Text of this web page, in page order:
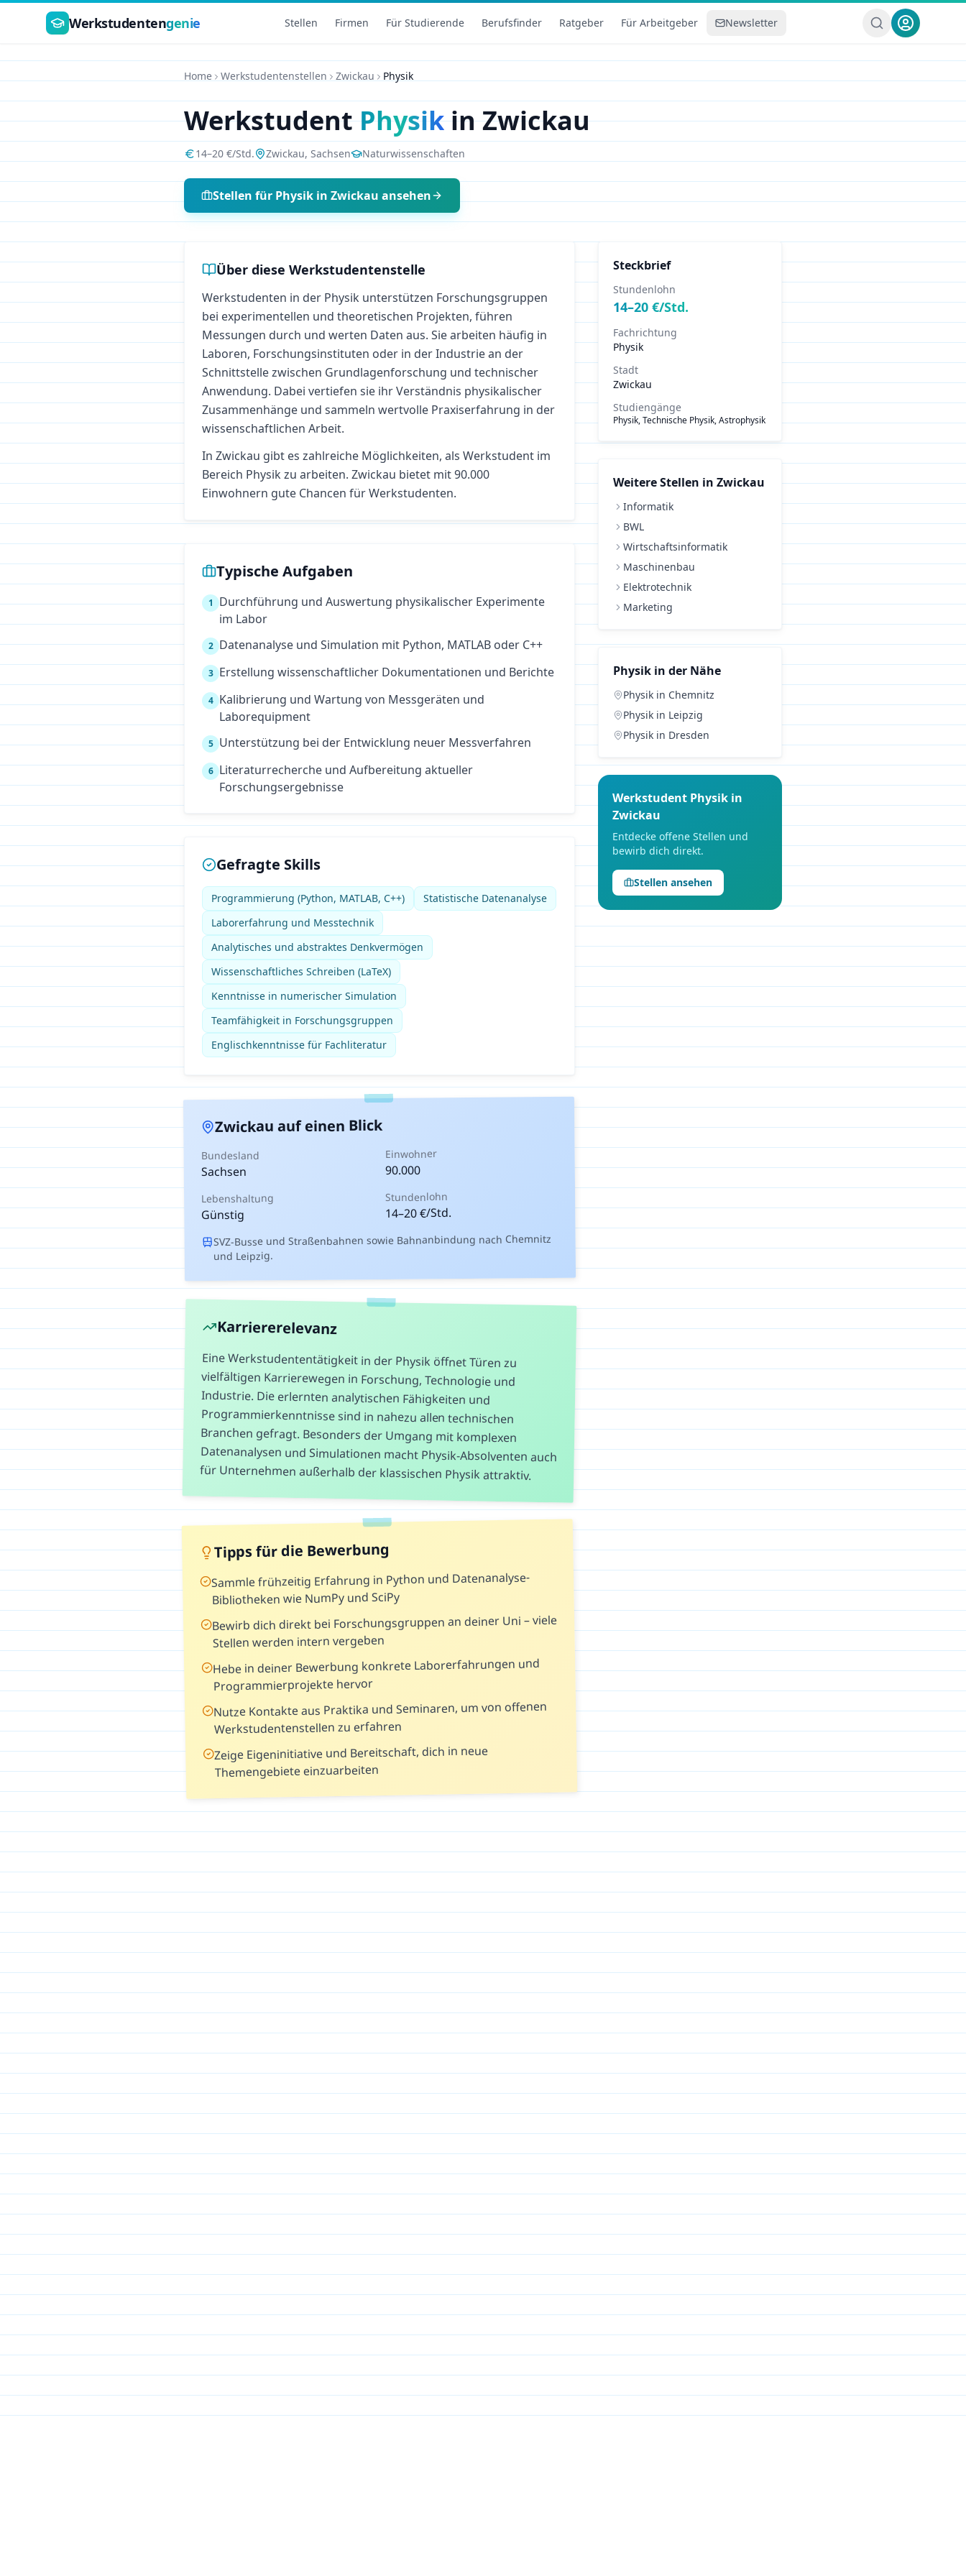
Zum Hauptinhalt springen
Werkstudentengenie Stellen Firmen Für Studierende Berufsfinder Ratgeber Für Arbeitgeber Newsletter
Home Werkstudentenstellen Zwickau Physik
WerkstudentPhysikinZwickau
14–20 €/Std. Zwickau, Sachsen Naturwissenschaften
Stellen für Physik in Zwickau ansehen
Über diese Werkstudentenstelle
Werkstudenten in der Physik unterstützen Forschungsgruppen
bei experimentellen und theoretischen Projekten, führen
Messungen durch und werten Daten aus. Sie arbeiten häufig in
Laboren, Forschungsinstituten oder in der Industrie an der
Schnittstelle zwischen Grundlagenforschung und technischer
Anwendung. Dabei vertiefen sie ihr Verständnis physikalischer
Zusammenhänge und sammeln wertvolle Praxiserfahrung in der
wissenschaftlichen Arbeit.
In Zwickau gibt es zahlreiche Möglichkeiten, als Werkstudent im
Bereich Physik zu arbeiten. Zwickau bietet mit 90.000
Einwohnern gute Chancen für Werkstudenten.
Typische Aufgaben
1
Durchführung und Auswertung physikalischer Experimente
im Labor
2 Datenanalyse und Simulation mit Python, MATLAB oder C++
3 Erstellung wissenschaftlicher Dokumentationen und Berichte
4 Kalibrierung und Wartung von Messgeräten und
Laborequipment
5 Unterstützung bei der Entwicklung neuer Messverfahren
6 Literaturrecherche und Aufbereitung aktueller
Forschungsergebnisse
Gefragte Skills
Programmierung (Python, MATLAB, C++)
Statistische Datenanalyse
Laborerfahrung und Messtechnik
Analytisches und abstraktes Denkvermögen
Wissenschaftliches Schreiben (LaTeX)
Kenntnisse in numerischer Simulation
Teamfähigkeit in Forschungsgruppen
Englischkenntnisse für Fachliteratur
Zwickau auf einen Blick
Bundesland
Sachsen
Einwohner
90.000
Lebenshaltung
Günstig
Stundenlohn
14–20€/Std.
SVZ-Busse und Straßenbahnen sowie Bahnanbindung nach Chemnitz
und Leipzig.
Karriererelevanz
Eine Werkstudententätigkeit in der Physik öffnet Türen zu
vielfältigen Karrierewegen in Forschung, Technologie und
Industrie. Die erlernten analytischen Fähigkeiten und
Programmierkenntnisse sind in nahezu allen technischen
Branchen gefragt. Besonders der Umgang mit komplexen
Datenanalysen und Simulationen macht Physik-Absolventen auch
für Unternehmen außerhalb der klassischen Physik attraktiv.
Tipps für die Bewerbung
Sammle frühzeitig Erfahrung in Python und Datenanalyse-
Bibliotheken wie NumPy und SciPy
Bewirb dich direkt bei Forschungsgruppen an deiner Uni – viele
Stellen werden intern vergeben
Hebe in deiner Bewerbung konkrete Laborerfahrungen und
Programmierprojekte hervor
Nutze Kontakte aus Praktika und Seminaren, um von offenen
Werkstudentenstellen zu erfahren
Zeige Eigeninitiative und Bereitschaft, dich in neue
Themengebiete einzuarbeiten
Steckbrief
Stundenlohn
14–20 €/Std.
Fachrichtung
Physik
Stadt
Zwickau
Studiengänge
Physik, Technische Physik, Astrophysik
Weitere Stellen in Zwickau
Informatik
BWL
Wirtschaftsinformatik
Maschinenbau
Elektrotechnik
Marketing
Physik in der Nähe
Physik in Chemnitz
Physik in Leipzig
Physik in Dresden
Werkstudent Physik in
Zwickau
Entdecke offene Stellen und
bewirb dich direkt.
Stellen ansehen